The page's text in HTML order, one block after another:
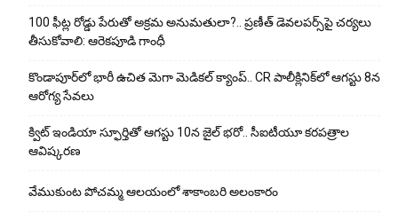
100 ఫీట్ల రోడ్డు పేరుతో అక్రమ అనుమతులా?.. ప్రణీత్ డెవలపర్స్‌పై చర్యలు
తీసుకోవాలి: ఆరెకపూడి గాంధీ
కొండాపూర్‌లో భారీ ఉచిత మెగా మెడికల్ క్యాంప్.. CR పాలీక్లినిక్‌లో ఆగస్టు 8న
ఆరోగ్య సేవలు
క్విట్ ఇండియా స్ఫూర్తితో ఆగస్టు 10న జైల్ భరో.. సీఐటీయూ కరపత్రాల
ఆవిష్కరణ
వేముకుంట పోచమ్మ ఆలయంలో శాకాంబరి అలంకారం